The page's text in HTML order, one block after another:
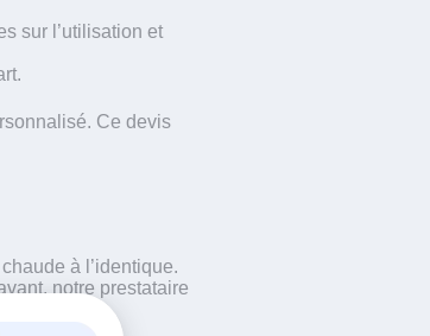
sur l’utilisation et
Ce devis
à l’identique.
notre prestataire
par le